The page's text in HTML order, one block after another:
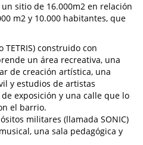
sitio de 16.000m2 en relación
m2 y 10.000 habitantes, que
construido con
un área recreativa, una
de creación artística, una
y estudios de artistas
exposición y una calle que lo
el barrio.
militares (llamada SONIC)
una sala pedagógica y